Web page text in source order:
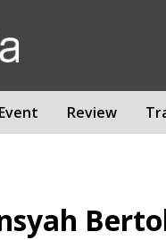
Event Review